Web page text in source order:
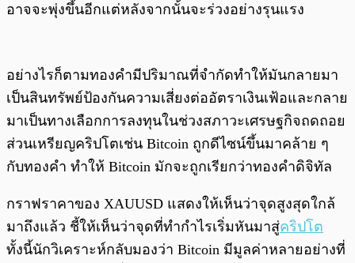
อาจจะพุ่งขึ้นอีกแต่หลังจากนั้นจะร่วงอย่างรุนแรง
อย่างไรก็ตามทองคำมีปริมาณที่จำกัดทำให้มันกลายมา
เป็นสินทรัพย์ป้องกันความเสี่ยงต่ออัตราเงินเฟ้อและกลาย
มาเป็นทางเลือกการลงทุนในช่วงสภาวะเศรษฐกิจถดถอย
ส่วนเหรียญคริปโตเช่น Bitcoin ถูกดีไซน์ขึ้นมาคล้าย ๆ
กับทองคำ ทำให้ Bitcoin มักจะถูกเรียกว่าทองคำดิจิทัล
กราฟราคาของ XAUUSD แสดงให้เห็นว่าจุดสูงสุดใกล้
มาถึงแล้ว ชี้ให้เห็นว่าจุดที่ทำกำไรเริ่มหันมาสู่คริปโต
ทั้งนี้นักวิเคราะห์กลับมองว่า Bitcoin มีมูลค่าหลายอย่างที่